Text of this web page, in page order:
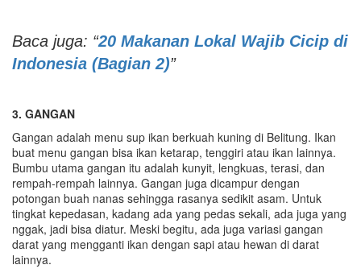
Baca juga: “20 Makanan Lokal Wajib Cicip di
Indonesia (Bagian 2)”
3. GANGAN
Gangan adalah menu sup ikan berkuah kuning di Belitung. Ikan
buat menu gangan bisa ikan ketarap, tenggiri atau ikan lainnya.
Bumbu utama gangan itu adalah kunyit, lengkuas, terasi, dan
rempah-rempah lainnya. Gangan juga dicampur dengan
potongan buah nanas sehingga rasanya sedikit asam. Untuk
tingkat kepedasan, kadang ada yang pedas sekali, ada juga yang
nggak, jadi bisa diatur. Meski begitu, ada juga variasi gangan
darat yang mengganti ikan dengan sapi atau hewan di darat
lainnya.